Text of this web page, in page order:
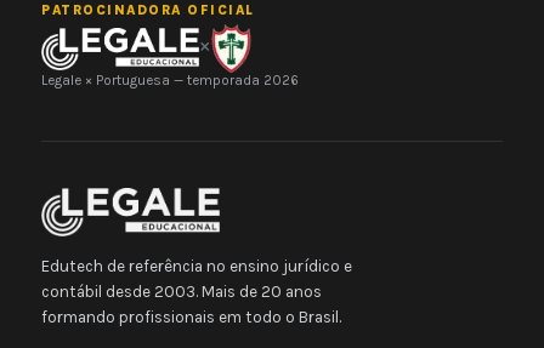
PATROCINADORA OFICIAL
×
Legale × Portuguesa — temporada 2026
Edutech de referência no ensino jurídico e
contábil desde 2003. Mais de 20 anos
formando profissionais em todo o Brasil.